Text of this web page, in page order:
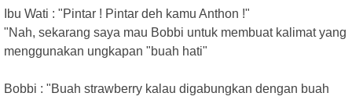
Ibu Wati : "Pintar ! Pintar deh kamu Anthon !"
"Nah, sekarang saya mau Bobbi untuk membuat kalimat yang
menggunakan ungkapan "buah hati"
Bobbi : "Buah strawberry kalau digabungkan dengan buah